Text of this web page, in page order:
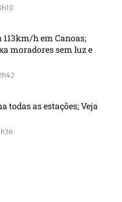
113km/h em Canoas;
moradores sem luz e
todas as estações; Veja